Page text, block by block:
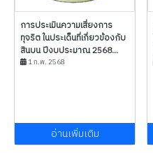
การประเมินความเสี่ยงการ
ทุจริต ในประเด็นที่เกี่ยวข้องกับ
สินบน ปีงบประมาณ 2568...
1 ก.พ. 2568
อ่านเพิ่มเติม